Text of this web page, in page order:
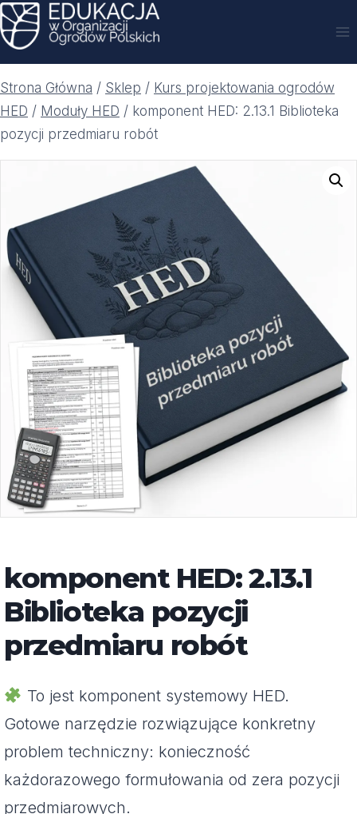
Przejdź
do
treści
Strona Główna / Sklep / Kurs projektowania ogrodów
HED / Moduły HED / komponent HED: 2.13.1 Biblioteka
pozycji przedmiaru robót
komponent HED: 2.13.1
Biblioteka pozycji
przedmiaru robót
To jest komponent systemowy HED.
Gotowe narzędzie rozwiązujące konkretny
problem techniczny: konieczność
każdorazowego formułowania od zera pozycji
przedmiarowych.